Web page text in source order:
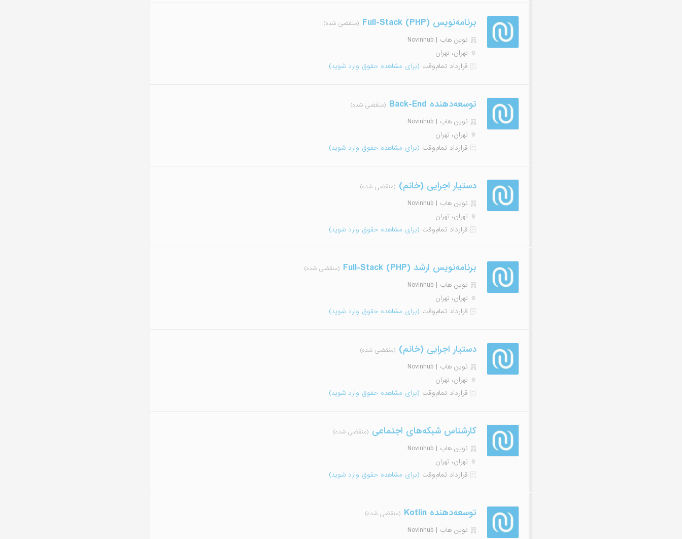
برنامه‌نویس (Full-Stack (PHP (منقضی شده)
نوین هاب | Novinhub
تهران، تهران
قرارداد تمام‌وقت (برای مشاهده حقوق وارد شوید)
توسعه‌دهنده Back-End (منقضی شده)
نوین هاب | Novinhub
تهران، تهران
قرارداد تمام‌وقت (برای مشاهده حقوق وارد شوید)
دستیار اجرایی (خانم) (منقضی شده)
نوین هاب | Novinhub
تهران، تهران
قرارداد تمام‌وقت (برای مشاهده حقوق وارد شوید)
برنامه‌نویس ارشد (Full-Stack (PHP (منقضی شده)
نوین هاب | Novinhub
تهران، تهران
قرارداد تمام‌وقت (برای مشاهده حقوق وارد شوید)
دستیار اجرایی (خانم) (منقضی شده)
نوین هاب | Novinhub
تهران، تهران
قرارداد تمام‌وقت (برای مشاهده حقوق وارد شوید)
کارشناس شبکه‌های اجتماعی (منقضی شده)
نوین هاب | Novinhub
تهران، تهران
قرارداد تمام‌وقت (برای مشاهده حقوق وارد شوید)
توسعه‌دهنده Kotlin (منقضی شده)
نوین هاب | Novinhub